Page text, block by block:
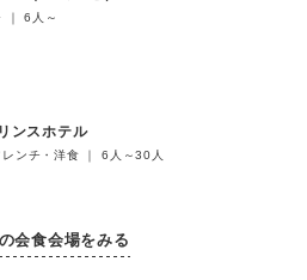
｜ 6人～
ンスホテル
レンチ・洋食 ｜ 6人～30人
会食会場をみる